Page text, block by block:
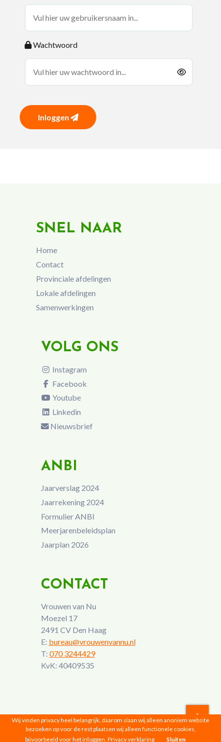
Wachtwoord
Inloggen
SNEL NAAR
Home
Contact
Provinciale afdelingen
Lokale afdelingen
Samenwerkingen
VOLG ONS
Instagram
Facebook
Youtube
Linkedin
Nieuwsbrief
ANBI
Jaarverslag 2024
Jaarrekening 2024
Formulier ANBI
Meerjarenbeleidsplan
Jaarplan 2026
CONTACT
Vrouwen van Nu
Moezel 17
2491 CV Den Haag
E: bureau@vrouwenvannu.nl
T: 070 3244429
KvK: 40409535
Vrouwen van Nu © 2026 |Privacyverklaring
Wij vinden privacy heel belangrijk, daarom slaan wij alleen anoniem website
bezoeken op voor de rest plaatsen wij alleen functionele cookies,
bijvoorbeeld voor het inloggen. Privacy verklaring Sluiten